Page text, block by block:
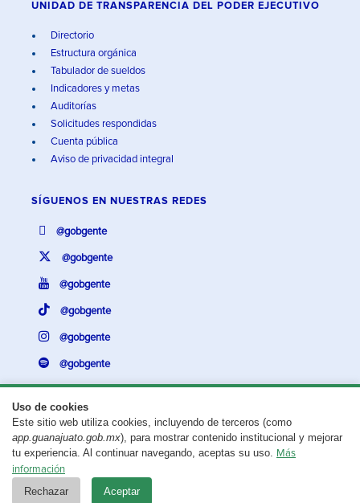
Uso de cookies
Este sitio web utiliza cookies, incluyendo de terceros (como
app.guanajuato.gob.mx), para mostrar contenido institucional y mejorar
tu experiencia. Al continuar navegando, aceptas su uso. Más
información
Rechazar Aceptar
UNIDAD DE TRANSPARENCIA DEL PODER EJECUTIVO
Directorio
Estructura orgánica
Tabulador de sueldos
Indicadores y metas
Auditorías
Solicitudes respondidas
Cuenta pública
Aviso de privacidad integral
SÍGUENOS EN NUESTRAS REDES
@gobgente
@gobgente
@gobgente
@gobgente
@gobgente
@gobgente
¿Existe algún problema con esta página?Repórtalo aquí.
Aviso legal